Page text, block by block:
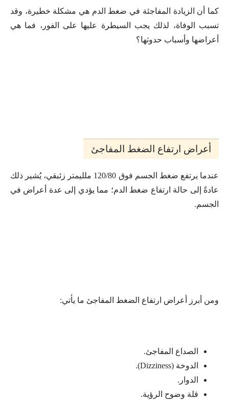
كما أن الزيادة المفاجئة في ضغط الدم هي مشكلة خطيرة، وقد
تسبب الوفاة، لذلك يجب السيطرة عليها على الفور، فما هي
أعراضها وأسباب حدوثها؟
أعراض ارتفاع الضغط المفاجئ
عندما يرتفع ضغط الجسم فوق 120/80 ملليمتر زئبقي، يُشير ذلك
عادةً إلى حالة ارتفاع ضغط الدم؛ مما يؤدي إلى عدة أعراض في
الجسم.
ومن أبرز أعراض ارتفاع الضغط المفاجئ ما يأتي:
الصداع المفاجئ.
الدوخة (Dizziness).
الدوار.
قلة وضوح الرؤية.